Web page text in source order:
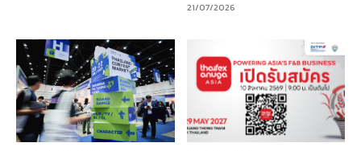
21/07/2026